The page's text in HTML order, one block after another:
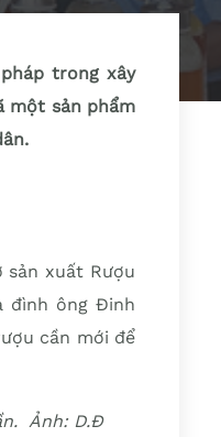
trong xây
một sản phẩm
sản xuất Rượu
đình ông Đinh
cần mới để
Ảnh: D.Đ